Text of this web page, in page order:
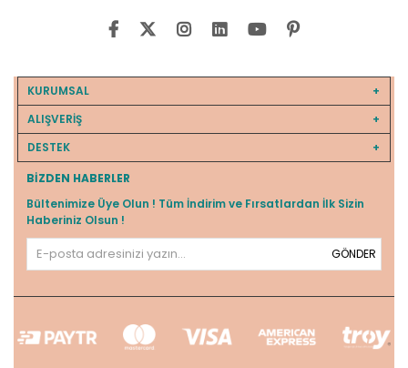
KURUMSAL
ALIŞVERİŞ
DESTEK
BIZDEN HABERLER
Bültenimize Üye Olun ! Tüm İndirim ve Fırsatlardan İlk Sizin
Haberiniz Olsun !
GÖNDER